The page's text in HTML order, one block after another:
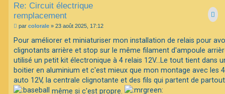
Re: Circuit électrique
remplacement
M
s
a
g
e
par colorale » 23 août 2025, 17:12
Pour améliorer et miniaturiser mon installation de relais pour
clignotants arrière et stop sur le même filament d'ampoule
utilisé un petit kit électronique à 4 relais 12V...Le tout tient dans
boitier en aluminium et c'est mieux que mon montage avec les
auto 12V, la centrale clignotante et des fils qui partent de partout
même si c'est propre.